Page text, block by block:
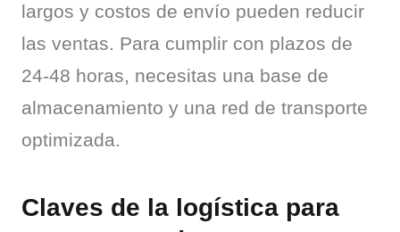
largos y costos de envío pueden reducir
las ventas. Para cumplir con plazos de
24-48 horas, necesitas una base de
almacenamiento y una red de transporte
optimizada.
Claves de la logística para